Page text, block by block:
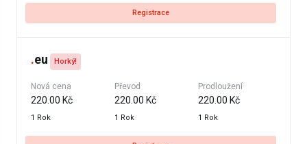
Registrace
.eu Horký!
Nová cena
220.00 Kč
1 Rok
Převod
220.00 Kč
1 Rok
Prodloužení
220.00 Kč
1 Rok